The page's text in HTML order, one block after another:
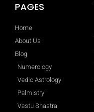
PAGES
Home
About Us
Blog
Numerology
Vedic Astrology
Palmistry
Vastu Shastra